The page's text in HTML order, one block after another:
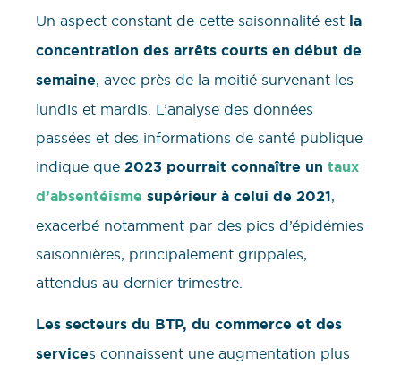
Un aspect constant de cette saisonnalité est la
concentration des arrêts courts en début de
semaine, avec près de la moitié survenant les
lundis et mardis. L’analyse des données
passées et des informations de santé publique
indique que 2023 pourrait connaître un taux
d’absentéisme supérieur à celui de 2021,
exacerbé notamment par des pics d’épidémies
saisonnières, principalement grippales,
attendus au dernier trimestre.
Les secteurs du BTP, du commerce et des
services connaissent une augmentation plus